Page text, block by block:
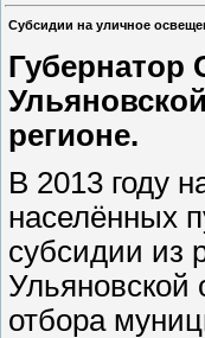
Субсидии на уличное
Губернатор
регионе.
В 2013 году
населённых
субсидии из
Ульяновской
отбора